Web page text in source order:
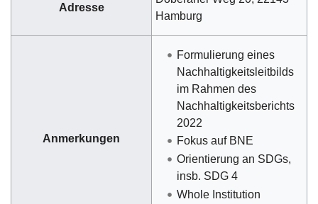
Adresse
Hamburg
Anmerkungen
Formulierung eines
Nachhaltigkeitsleitbilds
im Rahmen des
Nachhaltigkeitsberichts
2022
Fokus auf BNE
Orientierung an SDGs,
insb. SDG 4
Whole Institution